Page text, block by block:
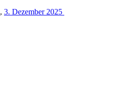
, 3. Dezember 2025